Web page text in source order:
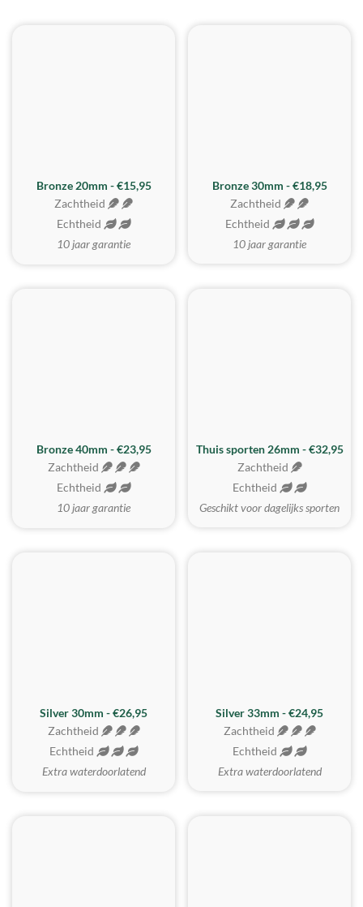
Bronze 20mm - €15,95
Zachtheid
Echtheid
10 jaar garantie
BESTE KOOP
Bronze 30mm - €18,95
Zachtheid
Echtheid
10 jaar garantie
Bronze 40mm - €23,95
Zachtheid
Echtheid
10 jaar garantie
Thuis sporten 26mm - €32,95
Zachtheid
Echtheid
Geschikt voor dagelijks sporten
Silver 30mm - €26,95
Zachtheid
Echtheid
Extra waterdoorlatend
Silver 33mm - €24,95
Zachtheid
Echtheid
Extra waterdoorlatend